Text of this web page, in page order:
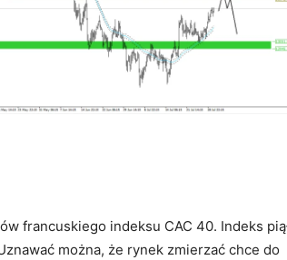
francuskiego indeksu CAC 40. Indeks
można, że rynek zmierzać chce do